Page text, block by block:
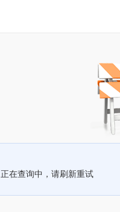
正在查询中，请刷新重试